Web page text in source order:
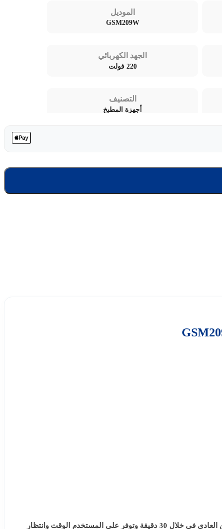
الموديل
GSM209W
الجهد الكهربائي
220 فولت
التصنيف
أجهزة المطبخ
الطهي السريع من الخواص المهمة الموجودة داخل ميكرويف جنرال سوبريم 20 لتر – 1050 وات وهي تعمل علي اعداد الطعام بسرعة كبيرة عن العادي في خلال 30 دقيقة وتوفر علي المستخدم الوقت وانتظار